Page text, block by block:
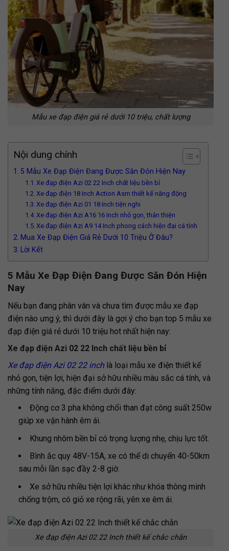
Mẫu xe đạp điện giá rẻ dưới 10 triệu, chất lượng
Nội dung chính
5 Mẫu Xe Đạp Điện Đang Được Săn Đón Hiện Nay
Xe đạp điện Azi 02 22 Inch chất liệu bền bỉ
Xe đạp điện 18 Inch Action Asm thiết kế năng động
Xe đạp điện Azi 01 18 Inch tiện nghi
Xe đạp điện Azi A16 16 Inch nhỏ gọn, thân thiện
Xe đạp điện Azi A9 14 Inch phong cách hiện đại cá tính
Mua Xe Đạp Điện Giá Rẻ Dưới 10 Triệu Ở Đâu?
Lời Kết
5 Mẫu Xe Đạp Điện Đang Được Săn Đón Hiện
Nay
Nếu bạn đang phân vân và chưa tìm được mẫu xe đạp
điện nào ưng ý, thì dưới đây là gợi ý cho bạn top 5 mẫu xe
đạp điện giá rẻ dưới 10 triệu hot nhất hiện nay:
Xe đạp điện Azi 02 22 Inch chất liệu bền bỉ
Xe đạp điện Azi 02 22 inchlà loại mẫu xe điện thiết kế
nhỏ gọn, tiện lợi, hiện đại sở hữu nhiều màu sắc cá tính, và
những tính năng, đặc điểm dưới đây:
Động cơ 3 pha không chổi than đạt công suất 250w
giúp xe vận hành êm ái.
Khung nhôm bền bỉ có trọng lượng nhẹ, chịu lực tốt.
Bình ắc quy 48V-15A, xe có thể di chuyển 40-50km
sau mỗi lần sạc đầy 2-8 giờ.
Xe sở hữu nhiều tiện lợi khác như khóa thông minh
chống trộm, có giỏ xe rộng rãi, yên xe êm ái.
Xe đạp điện Azi 02 22 Inch thiết kế chắc chắn